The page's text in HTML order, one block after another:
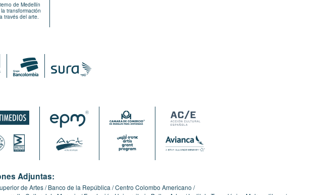
de Medellín
transformación
través del arte.
Adjuntas:
de Artes Banco de la República Centro Colombo Americano